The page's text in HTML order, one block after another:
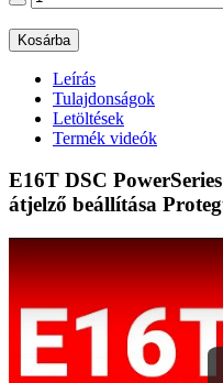
Kosárba
Leírás
Tulajdonságok
Letöltések
Termék videók
E16T DSC
átjelző beállítása